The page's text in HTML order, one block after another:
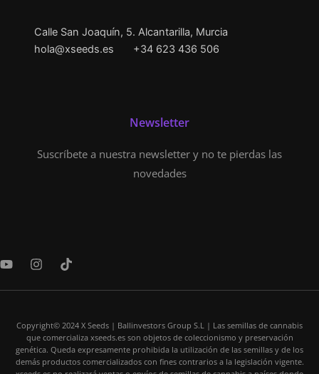
Calle San Joaquín, 5. Alcantarilla, Murcia
hola@xseeds.es
+34 623 436 506
Newsletter
Suscríbete a nuestra newsletter y no te pierdas las
novedades
Y
u
I
s
g
r
a
m
T
k
k
Copyright© 2024 X Seeds | Ballinvestors Group S.L | Las semillas de cannabis
que comercializa xseeds.es son objetos de coleccionismo y preservación
genética. Queda expresamente prohibida la utilización de las semillas y de los
demás productos comercializados con fines contrarios a la legislación vigente.